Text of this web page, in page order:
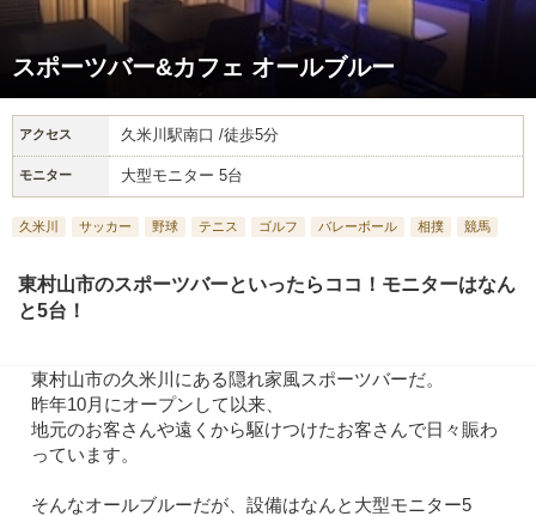
スポーツバー&カフェ オールブルー
アクセス 久米川駅南口 /徒歩5分
モニター 大型モニター 5台
久米川 サッカー 野球 テニス ゴルフ バレーボール 相撲 競馬
東村山市のスポーツバーといったらココ！モニターはなん
と5台！
東村山市の久米川にある隠れ家風スポーツバーだ。
昨年10月にオープンして以来、
地元のお客さんや遠くから駆けつけたお客さんで日々賑わ
っています。
そんなオールブルーだが、設備はなんと大型モニター5